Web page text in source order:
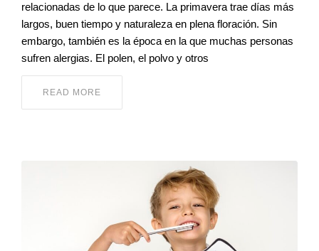
relacionadas de lo que parece. La primavera trae días más
largos, buen tiempo y naturaleza en plena floración. Sin
embargo, también es la época en la que muchas personas
sufren alergias. El polen, el polvo y otros
READ MORE